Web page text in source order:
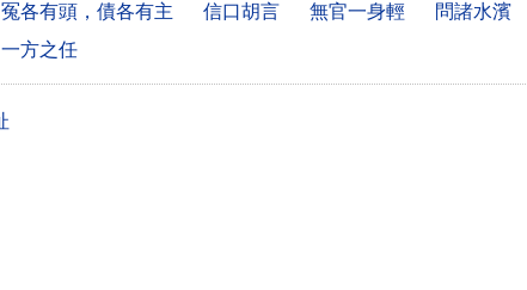
冤各有頭，債各有主 信口胡言 無官一身輕 問諸水濱
一方之任